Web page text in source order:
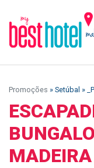
Promoções » Setúbal »
MADEIRA